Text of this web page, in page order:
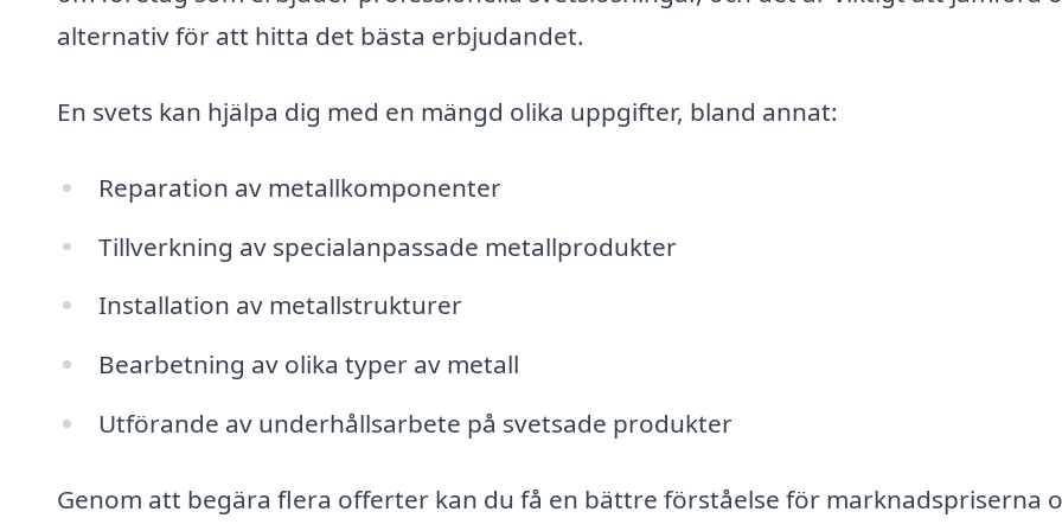
alternativ för att hitta det bästa erbjudandet.
En svets kan hjälpa dig med en mängd olika uppgifter, bland annat:
Reparation av metallkomponenter
Tillverkning av specialanpassade metallprodukter
Installation av metallstrukturer
Bearbetning av olika typer av metall
Utförande av underhållsarbete på svetsade produkter
Genom att begära flera offerter kan du få en bättre förståelse för marknadspriserna